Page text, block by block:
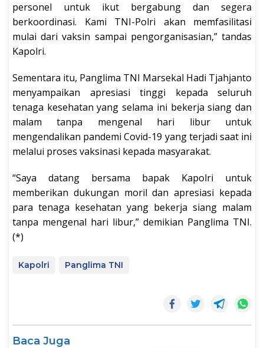
personel untuk ikut bergabung dan segera
berkoordinasi. Kami TNI-Polri akan memfasilitasi
mulai dari vaksin sampai pengorganisasian,” tandas
Kapolri.
Sementara itu, Panglima TNI Marsekal Hadi Tjahjanto
menyampaikan apresiasi tinggi kepada seluruh
tenaga kesehatan yang selama ini bekerja siang dan
malam tanpa mengenal hari libur untuk
mengendalikan pandemi Covid-19 yang terjadi saat ini
melalui proses vaksinasi kepada masyarakat.
“Saya datang bersama bapak Kapolri untuk
memberikan dukungan moril dan apresiasi kepada
para tenaga kesehatan yang bekerja siang malam
tanpa mengenal hari libur,” demikian Panglima TNI.
(*)
Kapolri Panglima TNI
Baca Juga